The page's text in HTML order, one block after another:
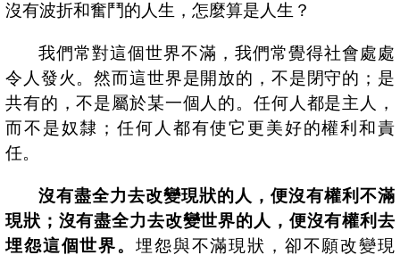
沒有波折和奮鬥的人生，怎麼算是人生？
我們常對這個世界不滿，我們常覺得社會處處
令人發火。然而這世界是開放的，不是閉守的；是
共有的，不是屬於某一個人的。任何人都是主人，
而不是奴隸；任何人都有使它更美好的權利和責
任。
沒有盡全力去改變現狀的人，便沒有權利不滿
現狀；沒有盡全力去改變世界的人，便沒有權利去
埋怨這個世界。 埋怨與不滿現狀，卻不願改變現